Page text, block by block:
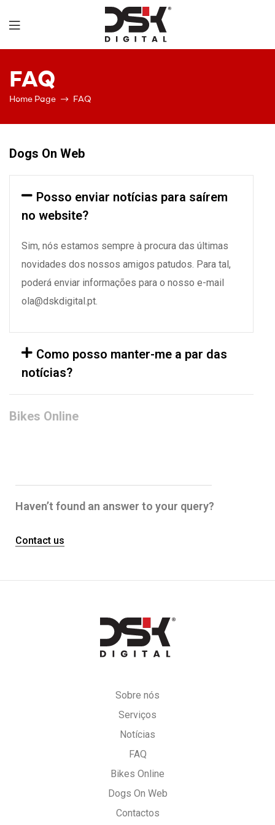
DSK
FAQ
Home Page FAQ
Dogs On Web
Posso enviar notícias para saírem
no website?
Sim, nós estamos sempre à procura das últimas
novidades dos nossos amigos patudos. Para tal,
poderá enviar informações para o nosso e-mail
ola@dskdigital.pt.
Como posso manter-me a par das
notícias?
Bikes Online
Haven’t found an answer to your query?
Contact us
Sobre nós
Serviços
Notícias
FAQ
Bikes Online
Dogs On Web
Contactos